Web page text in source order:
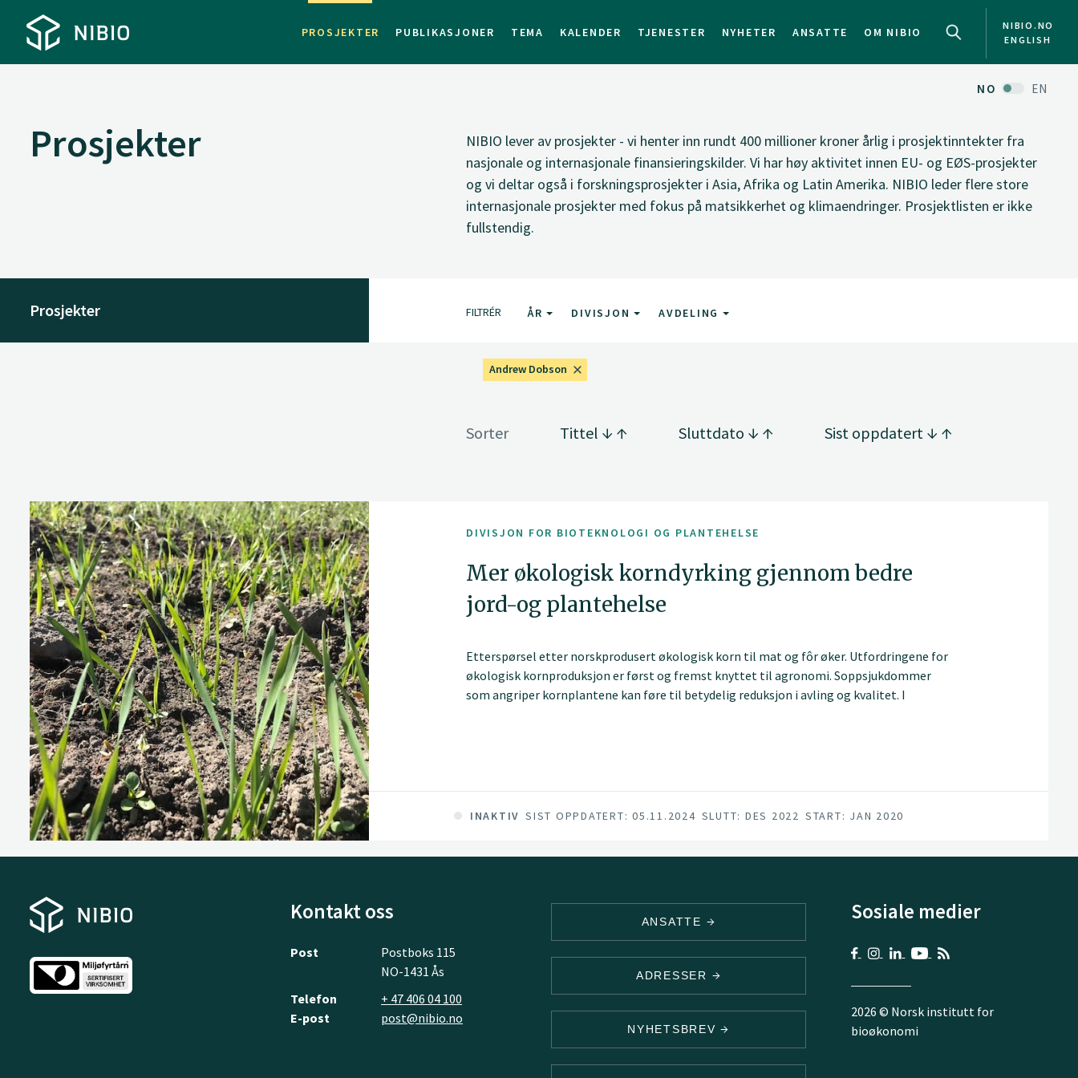
PROSJEKTER PUBLIKASJONER TEMA KALENDER TJENESTER NYHETER ANSATTE OM NIBIO
NIBIO.NO
ENGLISH
NO EN
Prosjekter
NIBIO lever av prosjekter - vi henter inn rundt 400 millioner kroner årlig i prosjektinntekter fra
nasjonale og internasjonale finansieringskilder. Vi har høy aktivitet innen EU- og EØS-prosjekter
og vi deltar også i forskningsprosjekter i Asia, Afrika og Latin Amerika. NIBIO leder flere store
internasjonale prosjekter med fokus på matsikkerhet og klimaendringer. Prosjektlisten er ikke
fullstendig.
Prosjekter FILTRÉR ÅR DIVISJON AVDELING
Andrew Dobson
Sorter Tittel Sluttdato Sist oppdatert
DIVISJON FOR BIOTEKNOLOGI OG PLANTEHELSE
Mer økologisk korndyrking gjennom bedre
jord-og plantehelse
Etterspørsel etter norskprodusert økologisk korn til mat og fôr øker. Utfordringene for
økologisk kornproduksjon er først og fremst knyttet til agronomi. Soppsjukdommer
som angriper kornplantene kan føre til betydelig reduksjon i avling og kvalitet. I
INAKTIV SIST OPPDATERT: 05.11.2024 SLUTT: DES 2022 START: JAN 2020
Kontakt oss
Post
Postboks 115
NO-1431 Ås
Telefon
+ 47 406 04 100
E-post
post@nibio.no
ANSATTE
ADRESSER
NYHETSBREV
Sosiale medier
2026 © Norsk institutt for
bioøkonomi